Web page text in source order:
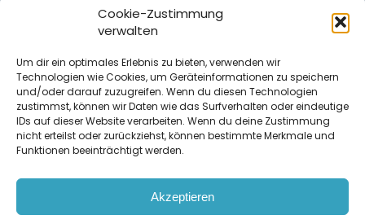
Cookie-Zustimmung
verwalten
Um dir ein optimales Erlebnis zu bieten, verwenden wir
Technologien wie Cookies, um Geräteinformationen zu speichern
und/oder darauf zuzugreifen. Wenn du diesen Technologien
zustimmst, können wir Daten wie das Surfverhalten oder eindeutige
IDs auf dieser Website verarbeiten. Wenn du deine Zustimmung
nicht erteilst oder zurückziehst, können bestimmte Merkmale und
Funktionen beeinträchtigt werden.
Akzeptieren
ist ein Service von
Krenn Real GmbH
Tischlerstraße 12
4050Traun| Österreich
Kontakt